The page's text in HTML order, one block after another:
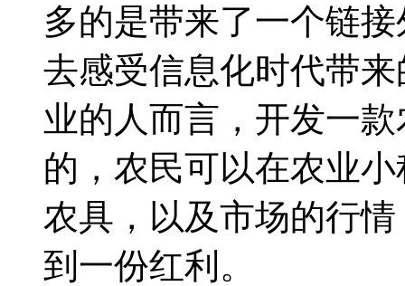
多的是带来了一个链
去感受信息化时代带
业的人而言，开发一
的，农民可以在农业
农具，以及市场的行
到一份红利。